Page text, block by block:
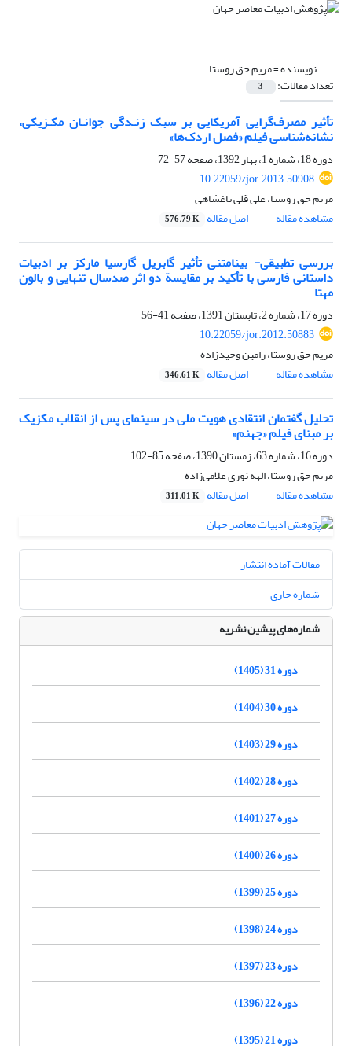
نویسنده =مریم حق روستا
تعداد مقالات: 3
تأثیر مصرف‌گرایی آمریکایی بر سبک زنـدگی جوانـان مکـزیکی،
نشانه‌شناسی فیلم «فصل اردک‌ها»
دوره 18، شماره 1، بهار 1392، صفحه
57-72
10.22059/jor.2013.50908
مریم حق روستا، علی قلی باغشاهی
مشاهده مقاله
اصل مقاله 576.79 K
بررسی تطبیقی- بینامتنی تأثیر گابریل گارسیا مارکز بر ادبیات
داستانی فارسی با تأکید بر مقایسة دو اثر صدسال تنهایی و بالون
مهتا
دوره 17، شماره 2، تابستان 1391، صفحه
41-56
10.22059/jor.2012.50883
مریم حق روستا، رامین وحیدزاده
مشاهده مقاله
اصل مقاله 346.61 K
تحلیل گفتمان انتقادی هویت ملی در سینمای پس از انقلاب مکزیک
بر مبنای فیلم «جهنم»
دوره 16، شماره 63، زمستان 1390، صفحه
85-102
مریم حق روستا، الهه نوری غلامی‌زاده
مشاهده مقاله
اصل مقاله 311.01 K
مقالات آماده انتشار
شماره جاری
شماره‌های پیشین نشریه
دوره 31 (1405)
دوره 30 (1404)
دوره 29 (1403)
دوره 28 (1402)
دوره 27 (1401)
دوره 26 (1400)
دوره 25 (1399)
دوره 24 (1398)
دوره 23 (1397)
دوره 22 (1396)
دوره 21 (1395)